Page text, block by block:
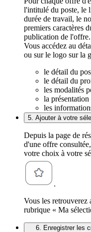
l'intitulé du poste, le
durée de travail, le
premiers caractères
publication de l'offre.
Vous accédez au
ou sur le logo sur la
le détail du
le détail du
les modalités
la
les
5. Ajouter à votre
Depuis la page de
d'une offre
votre choix à votre
.
Vous les retrouverez
rubrique « Ma
6. Enregistrer les